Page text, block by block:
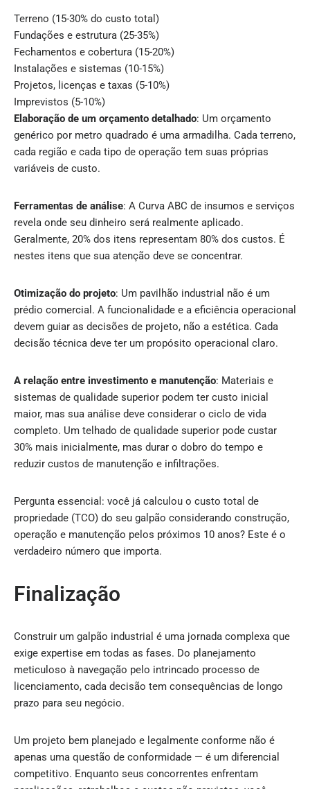
Terreno (15-30% do custo total)
Fundações e estrutura (25-35%)
Fechamentos e cobertura (15-20%)
Instalações e sistemas (10-15%)
Projetos, licenças e taxas (5-10%)
Imprevistos (5-10%)
Elaboração de um orçamento detalhado: Um orçamento
genérico por metro quadrado é uma armadilha. Cada terreno,
cada região e cada tipo de operação tem suas próprias
variáveis de custo.
Ferramentas de análise: A Curva ABC de insumos e serviços
revela onde seu dinheiro será realmente aplicado.
Geralmente, 20% dos itens representam 80% dos custos. É
nestes itens que sua atenção deve se concentrar.
Otimização do projeto: Um pavilhão industrial não é um
prédio comercial. A funcionalidade e a eficiência operacional
devem guiar as decisões de projeto, não a estética. Cada
decisão técnica deve ter um propósito operacional claro.
A relação entre investimento e manutenção: Materiais e
sistemas de qualidade superior podem ter custo inicial
maior, mas sua análise deve considerar o ciclo de vida
completo. Um telhado de qualidade superior pode custar
30% mais inicialmente, mas durar o dobro do tempo e
reduzir custos de manutenção e infiltrações.
Pergunta essencial: você já calculou o custo total de
propriedade (TCO) do seu galpão considerando construção,
operação e manutenção pelos próximos 10 anos? Este é o
verdadeiro número que importa.
Finalização
Construir um galpão industrial é uma jornada complexa que
exige expertise em todas as fases. Do planejamento
meticuloso à navegação pelo intrincado processo de
licenciamento, cada decisão tem consequências de longo
prazo para seu negócio.
Um projeto bem planejado e legalmente conforme não é
apenas uma questão de conformidade — é um diferencial
competitivo. Enquanto seus concorrentes enfrentam